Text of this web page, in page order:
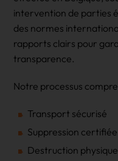
intervention de parties
des normes
rapports clairs pour
transparence.
Notre processus
Transport sécurisé
Suppression
Destruction